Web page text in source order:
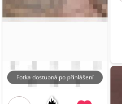
Fotka dostupná po přihlášení